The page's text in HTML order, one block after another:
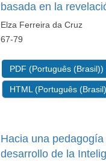
basada en la
Elza Ferreira da Cruz
67-79
PDF (Português (Brasil))
HTML (Português
Hacia una pedagogía
desarrollo de la